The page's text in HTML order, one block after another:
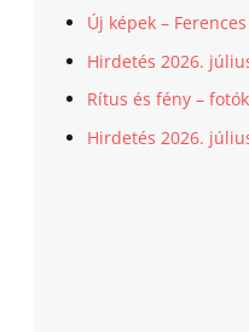
Új képek –
Hirdetés 2026.
Rítus és fény –
Hirdetés 2026.